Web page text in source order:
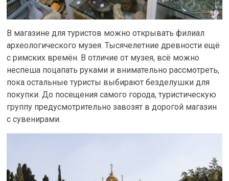
В магазине для туристов можно открывать филиал
археологического музея. Тысячелетние древности ещё
с римских времён. В отличие от музея, всё можно
неспеша поцапать руками и внимательно рассмотреть,
пока остальные туристы выбирают безделушки для
покупки. До посещения самого города, туристическую
группу предусмотрительно завозят в дорогой магазин
с сувенирами.